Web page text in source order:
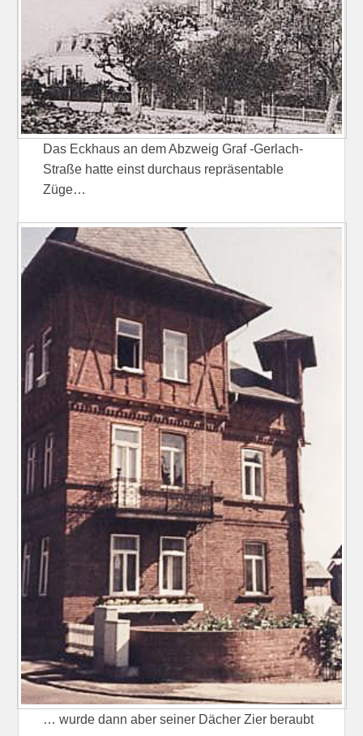
Das Eckhaus an dem Abzweig Graf -Gerlach-
Straße hatte einst durchaus repräsentable
Züge…
… wurde dann aber seiner Dächer Zier beraubt